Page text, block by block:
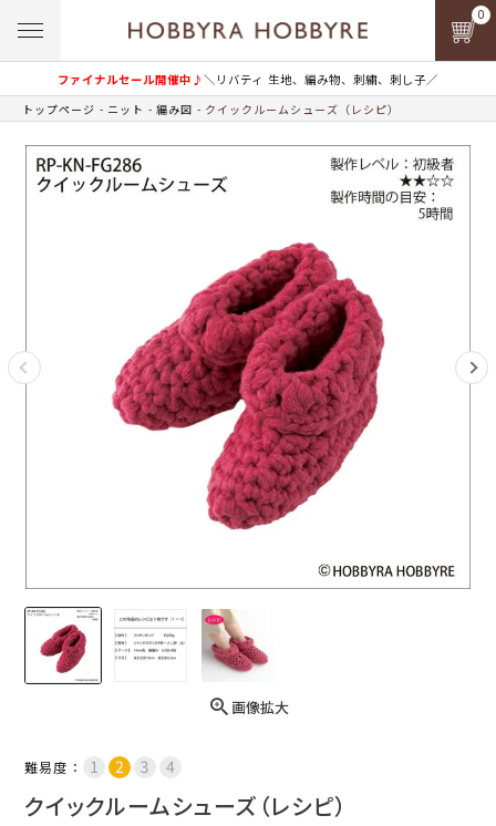
ファイナルセール開催中♪＼リバティ 生地、編み物、刺繍、刺し子／
0
トップページ ニット 編み図 クイックルームシューズ（レシピ）
画像拡大
難易度：
クイックルームシューズ（レシピ）